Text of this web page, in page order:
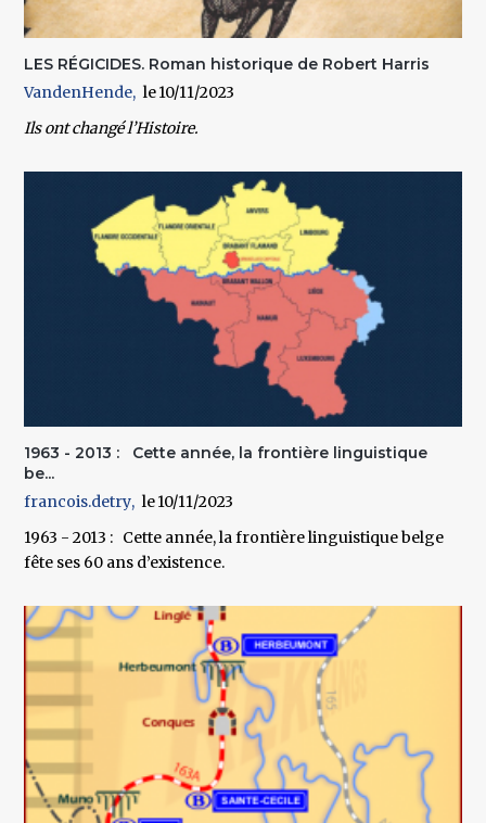
LES RÉGICIDES. Roman historique de Robert Harris
VandenHende
10/11/2023
Ils ont changé l’Histoire.
1963 - 2013 : Cette année, la frontière linguistique
be...
francois.detry
10/11/2023
1963 - 2013 : Cette année, la frontière linguistique belge
fête ses 60 ans d’existence.